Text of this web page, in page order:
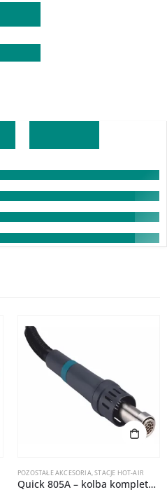
POZOSTAŁE AKCESORIA,STACJE HOT-AIR
Quick 805A – kolba kompletna HOT AIR do Quick 861DW